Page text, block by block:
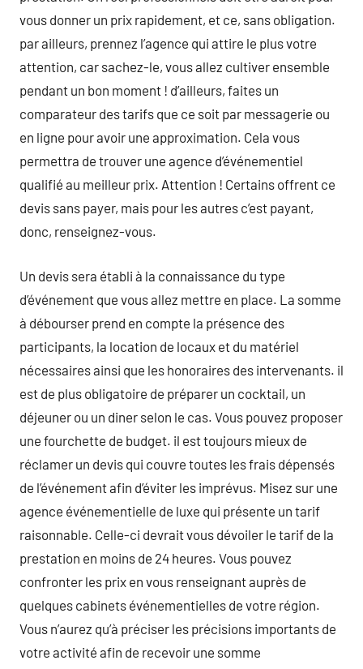
vous donner un prix rapidement, et ce, sans obligation.
par ailleurs, prennez l’agence qui attire le plus votre
attention, car sachez-le, vous allez cultiver ensemble
pendant un bon moment ! d’ailleurs, faites un
comparateur des tarifs que ce soit par messagerie ou
en ligne pour avoir une approximation. Cela vous
permettra de trouver une agence d’événementiel
qualifié au meilleur prix. Attention ! Certains offrent ce
devis sans payer, mais pour les autres c’est payant,
donc, renseignez-vous.
Un devis sera établi à la connaissance du type
d’événement que vous allez mettre en place. La somme
à débourser prend en compte la présence des
participants, la location de locaux et du matériel
nécessaires ainsi que les honoraires des intervenants. il
est de plus obligatoire de préparer un cocktail, un
déjeuner ou un diner selon le cas. Vous pouvez proposer
une fourchette de budget. il est toujours mieux de
réclamer un devis qui couvre toutes les frais dépensés
de l’événement afin d’éviter les imprévus. Misez sur une
agence événementielle de luxe qui présente un tarif
raisonnable. Celle-ci devrait vous dévoiler le tarif de la
prestation en moins de 24 heures. Vous pouvez
confronter les prix en vous renseignant auprès de
quelques cabinets événementielles de votre région.
Vous n’aurez qu’à préciser les précisions importants de
votre activité afin de recevoir une somme